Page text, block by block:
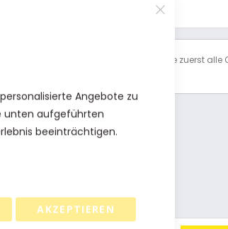
Angebote zu
unten aufgeführten
beeinträchtigen.
AKZEPTIEREN
Bitte wählen Sie zuerst